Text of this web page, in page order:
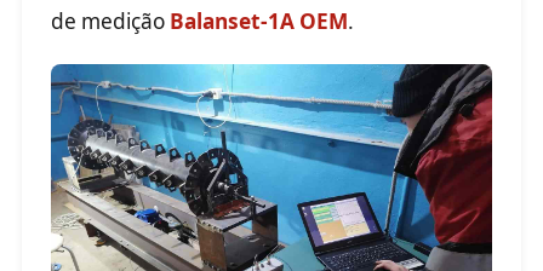
de medição Balanset-1A OEM.